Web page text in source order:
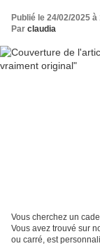
Publié le 24/02/2025 à
Par claudia
Vous cherchez un
Vous avez trouvé sur
ou carré, est